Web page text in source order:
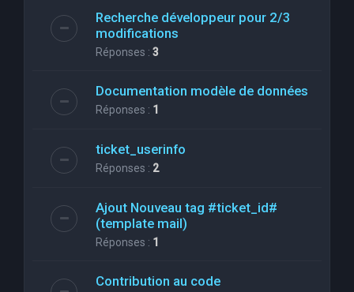
Recherche développeur pour 2/3
modifications
Réponses : 3
Documentation modèle de données
Réponses : 1
ticket_userinfo
Réponses : 2
Ajout Nouveau tag #ticket_id#
(template mail)
Réponses : 1
Contribution au code